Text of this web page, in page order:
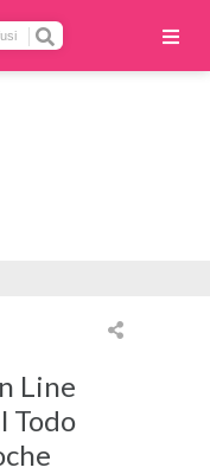
Line
Todo